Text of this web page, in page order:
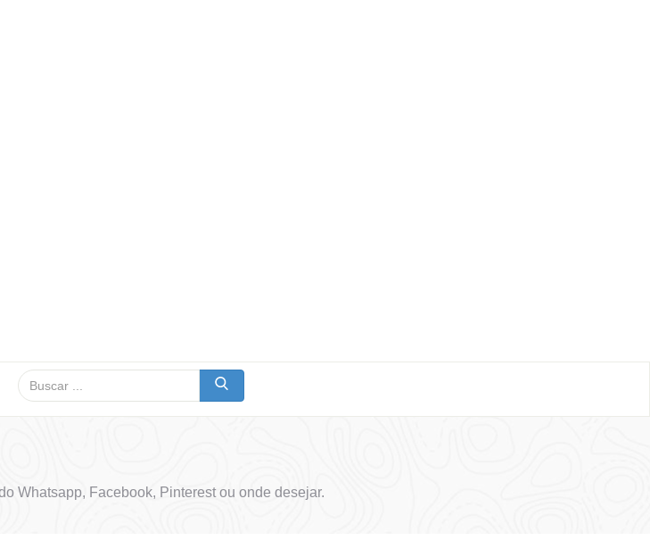
Whatsapp, Facebook, Pinterest ou onde desejar.